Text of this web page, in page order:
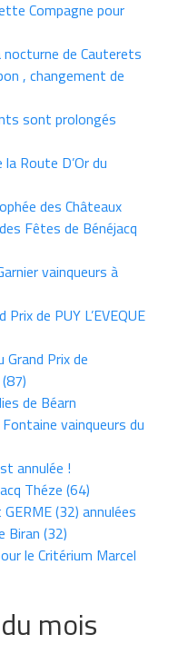
Compagne pour
de Cauterets
, changement de
sont prolongés
Route D’Or du
des Châteaux
Fêtes de Bénéjacq
vainqueurs à
de PUY L’EVEQUE
Grand Prix de
de Béarn
vainqueurs du
annulée !
Théze (64)
(32) annulées
Biran (32)
le Critérium Marcel
mois